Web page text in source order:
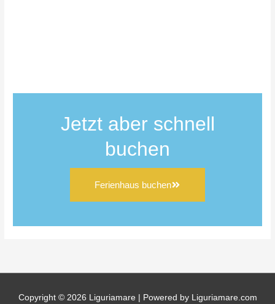
Jetzt aber schnell
buchen
Ferienhaus buchen
Copyright © 2026 Liguriamare | Powered by Liguriamare.com